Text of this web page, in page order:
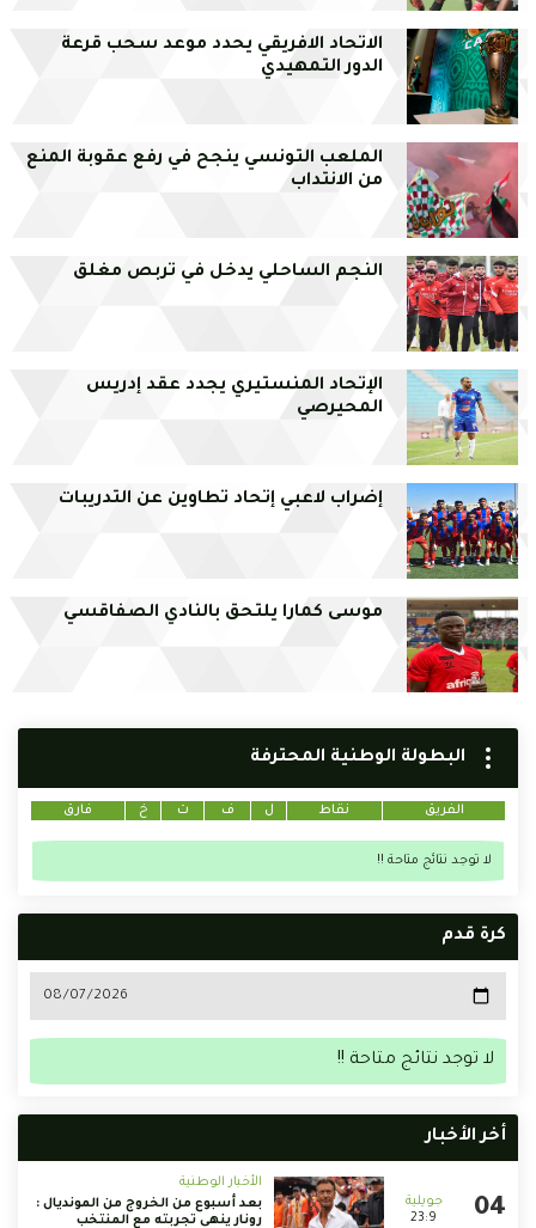
الاتحاد الافريقي يحدد موعد سحب قرعة
الدور التمهيدي
الملعب التونسي ينجح في رفع عقوبة المنع
من الانتداب
النجم الساحلي يدخل في تربص مغلق
الإتحاد المنستيري يجدد عقد إدريس
المحيرصي
إضراب لاعبي إتحاد تطاوين عن التدريبات
موسى كمارا يلتحق بالنادي الصفاقسي
البطولة الوطنية المحترفة
الفريق نقاط ل ف ت خ فارق
لا توجد نتائج متاحة !!
كرة قدم
لا توجد نتائج متاحة !!
أخر الأخبار
23:9
الأخبار الوطنية
بعد أسبوع من الخروج من المونديال :
رونار ينهي تجربته مع المنتخب